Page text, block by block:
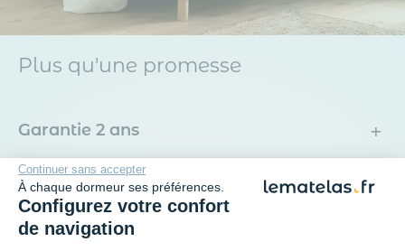
Continuer sans accepter
À chaque dormeur ses préférences.
Configurez votre confort
de navigation
Plus qu'une promesse
Garantie 2 ans +
Reprise de votre ancien meuble +
Paiement en 3x sans frais avec Oney